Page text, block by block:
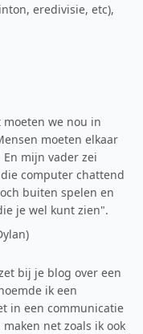
eredivisie, etc),
we nou in
moeten elkaar
mijn vader zei
computer chattend
buiten spelen en
je wel kunt zien".
bij je blog over een
ik een
in een communicatie
net zoals ik ook